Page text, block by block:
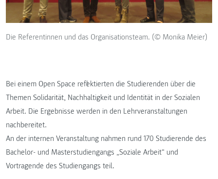
Die Referentinnen und das Organisationsteam. (© Monika Meier)
Bei einem Open Space reflektierten die Studierenden über die
Themen Solidarität, Nachhaltigkeit und Identität in der Sozialen
Arbeit. Die Ergebnisse werden in den Lehrveranstaltungen
nachbereitet.
An der internen Veranstaltung nahmen rund 170 Studierende des
Bachelor- und Masterstudiengangs „Soziale Arbeit“ und
Vortragende des Studiengangs teil.